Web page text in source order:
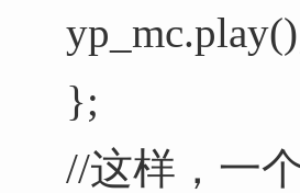
};
//这样，一